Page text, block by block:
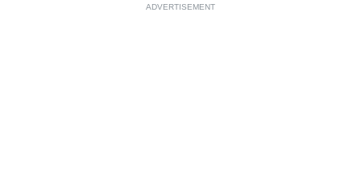
ADVERTISEMENT